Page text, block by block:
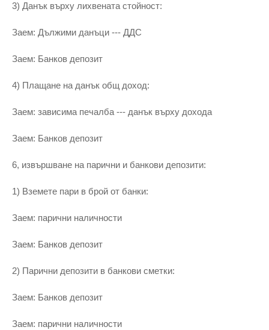
3) Данък върху лихвената стойност:
Заем: Дължими данъци --- ДДС
Заем: Банков депозит
4) Плащане на данък общ доход:
Заем: зависима печалба --- данък върху дохода
Заем: Банков депозит
6, извършване на парични и банкови депозити:
1) Вземете пари в брой от банки:
Заем: парични наличности
Заем: Банков депозит
2) Парични депозити в банкови сметки:
Заем: Банков депозит
Заем: парични наличности